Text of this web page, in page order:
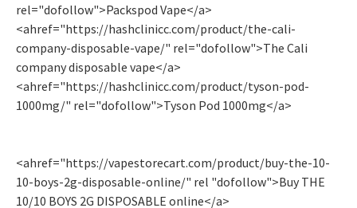
rel="dofollow">Packspod Vape​</a>
<ahref="https://hashclinicc.com/product/the-cali-
company-disposable-vape/" rel="dofollow">The Cali
company disposable vape​</a>
<ahref="https://hashclinicc.com/product/tyson-pod-
1000mg/" rel="dofollow">Tyson Pod 1000mg</a>
<ahref="https://vapestorecart.com/product/buy-the-10-
10-boys-2g-disposable-online/" rel "dofollow">Buy THE
10/10 BOYS 2G DISPOSABLE online</a>